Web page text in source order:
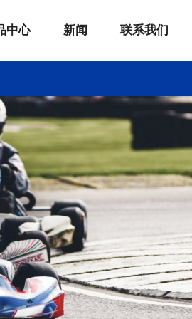
中心 新闻 联系我们